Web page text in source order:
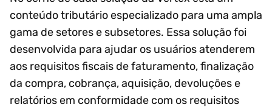
conteúdo tributário especializado para uma ampla
gama de setores e subsetores. Essa solução foi
desenvolvida para ajudar os usuários atenderem
aos requisitos fiscais de faturamento, finalização
da compra, cobrança, aquisição, devoluções e
relatórios em conformidade com os requisitos